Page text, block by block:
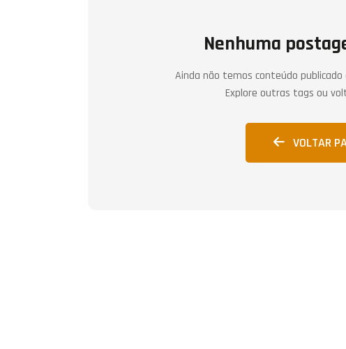
Nenhuma
Ainda não temos conteúdo
Explore outras tags ou
VOLTAR